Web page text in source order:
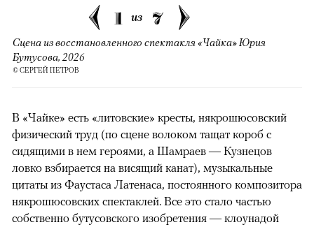
1 из 7
Сцена из восстановленного спектакля «Чайка» Юрия
Бутусова, 2026
© СЕРГЕЙ ПЕТРОВ
В «Чайке» есть «литовские» кресты, някрошюсовский
физический труд (по сцене волоком тащат короб с
сидящими в нем героями, а Шамраев — Кузнецов
ловко взбирается на висящий канат), музыкальные
цитаты из Фаустаса Латенаса, постоянного композитора
някрошюсовских спектаклей. Все это стало частью
собственно бутусовского изобретения — клоунадой